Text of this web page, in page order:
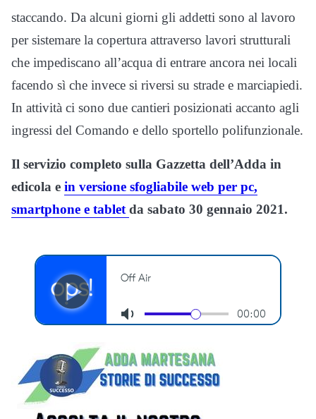
staccando. Da alcuni giorni gli addetti sono al lavoro
per sistemare la copertura attraverso lavori strutturali
che impediscano all’acqua di entrare ancora nei locali
facendo sì che invece si riversi su strade e marciapiedi.
In attività ci sono due cantieri posizionati accanto agli
ingressi del Comando e dello sportello polifunzionale.
Il servizio completo sulla Gazzetta dell’Adda in
edicola e in versione sfogliabile web per pc,
smartphone e tabletda sabato 30 gennaio 2021.